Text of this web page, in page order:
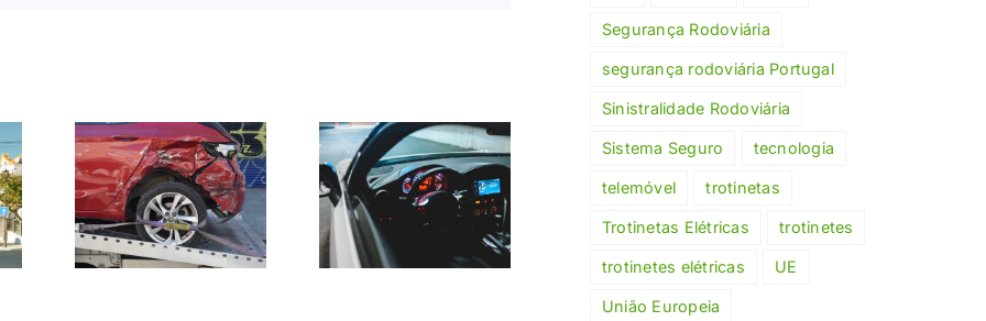
Condução
autónoma
em Portugal:
o que
precisa
Segurança
Rodoviária:
Portugal
entre os
finalistas
dos prémios
Nacional de
Segurança
Rodoviária: o
mudar em
Portugal
Segurança Rodoviária
segurança rodoviária Portugal
Sinistralidade Rodoviária
Sistema Seguro tecnologia
telemóvel trotinetas
Trotinetas Elétricas trotinetes
trotinetes elétricas UE
União Europeia